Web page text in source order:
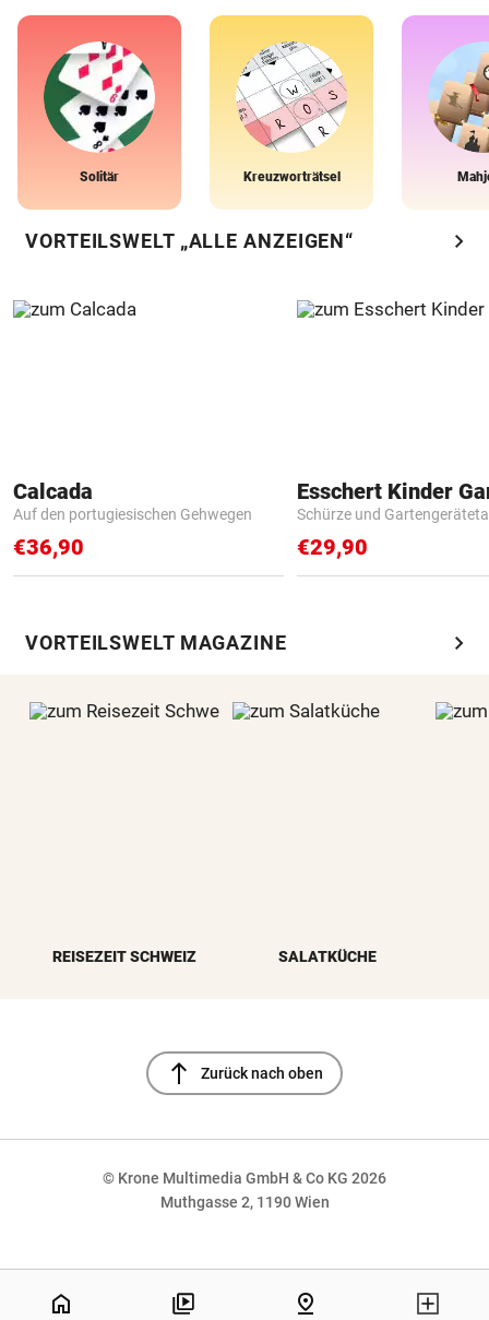
Solitär Kreuzworträtsel
VORTEILSWELT „ALLE ANZEIGEN“ chevron_right
Calcada
Auf den portugiesischen Gehwegen
€36,90
Schürze und
€29,90
VORTEILSWELT MAGAZINE chevron_right
REISEZEIT SCHWEIZ SALATKÜCHE
north Zurück nach oben
© Krone Multimedia GmbH & Co KG 2026
Muthgasse 2, 1190 Wien
home pin_drop
NaN%